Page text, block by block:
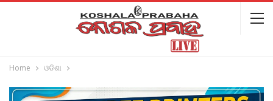
Home ଓଡିଶା